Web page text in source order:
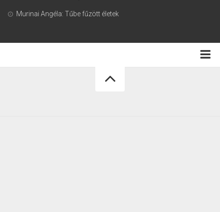
Murinai Angéla: Tűbe fűzött életek